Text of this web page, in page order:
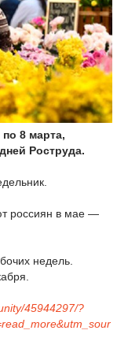
8 марта,
Роструда.
россиян в мае —
недель.
45944297/?